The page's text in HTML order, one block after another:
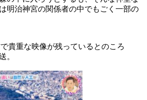
明治神宮の関係者の中でもごく一部の
貴重な映像が残っているとのころ
。